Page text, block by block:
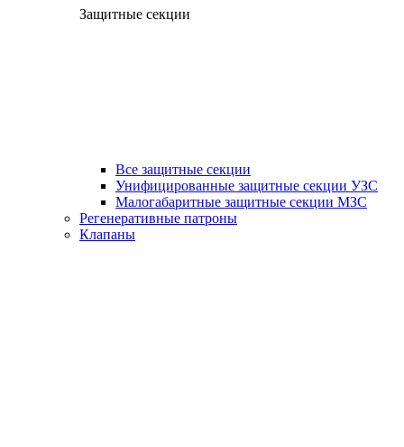
Защитные секции
Все защитные секции
Унифицированные защитные секции УЗС
Малогабаритные защитные секции МЗС
Регенеративные патроны
Клапаны